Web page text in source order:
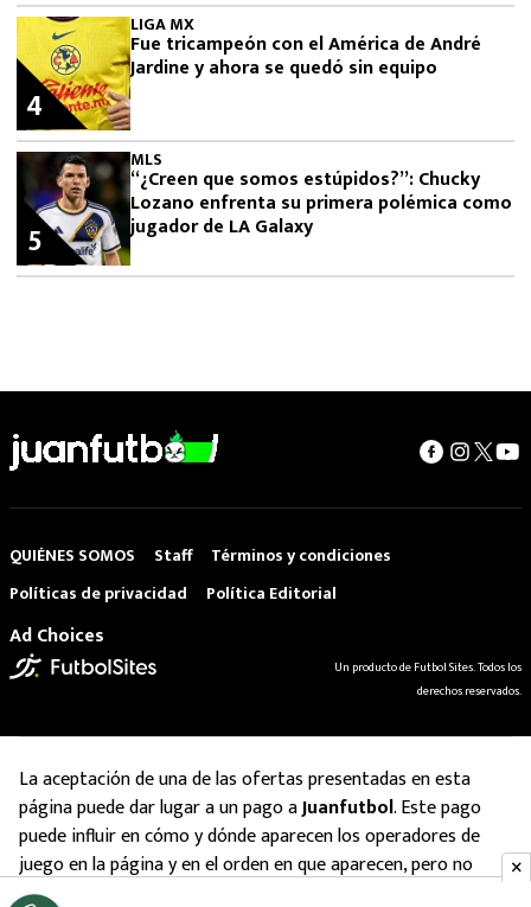
LIGA MX
Fue tricampeón con el América de André
Jardine y ahora se quedó sin equipo
4
MLS
“¿Creen que somos estúpidos?”: Chucky
Lozano enfrenta su primera polémica como
jugador de LA Galaxy
5
QUIÉNES SOMOS Staff
Términos y condiciones
Políticas de privacidad
Política Editorial
Ad Choices
Un producto de Futbol Sites. Todos los
derechos reservados.
La aceptación de una de las ofertas presentadas en esta
página puede dar lugar a un pago aJuanfutbol. Este pago
puede influir en cómo y dónde aparecen los operadores de
juego en la página y en el orden en que aparecen, pero no
influye en nuestras evaluaciones.